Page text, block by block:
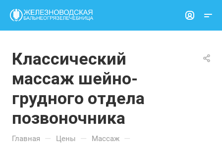
Классический
массаж шейно-
грудного отдела
позвоночника
Главная — Цены — Массаж —